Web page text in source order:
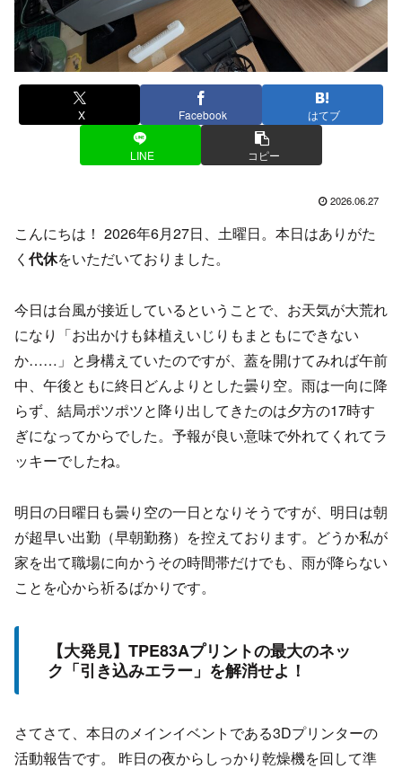
X Facebook はてブ
LINE コピー
2026.06.27
こんにちは！ 2026年6月27日、土曜日。本日はありがた
く 代休をいただいておりました。
今日は台風が接近しているということで、お天気が大荒れ
になり「お出かけも鉢植えいじりもまともにできない
か……」と身構えていたのですが、蓋を開けてみれば午前
中、午後ともに終日どんよりとした曇り空。雨は一向に降
らず、結局ポツポツと降り出してきたのは夕方の17時す
ぎになってからでした。予報が良い意味で外れてくれてラ
ッキーでしたね。
明日の日曜日も曇り空の一日となりそうですが、明日は朝
が超早い出勤（早朝勤務）を控えております。どうか私が
家を出て職場に向かうその時間帯だけでも、雨が降らない
ことを心から祈るばかりです。
【大発見】TPE83Aプリントの最大のネッ
ク「引き込みエラー」を解消せよ！
さてさて、本日のメインイベントである3Dプリンターの
活動報告です。 昨日の夜からしっかり乾燥機を回して準